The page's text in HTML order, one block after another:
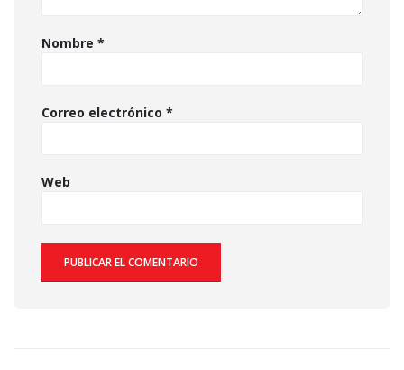
Nombre *
Correo electrónico *
Web